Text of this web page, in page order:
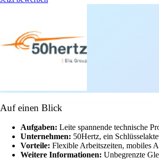
Auf einen Blick
Aufgaben: Leite spannende technische
Unternehmen: 50Hertz, ein
Vorteile: Flexible Arbeitszeiten, mobiles
Weitere Informationen: Unbegrenzte